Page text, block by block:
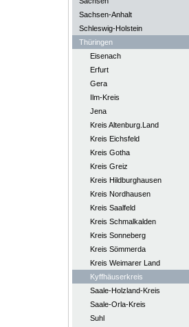
Sachsen-Anhalt
Schleswig-Holstein
Thüringen
Eisenach
Erfurt
Gera
Ilm-Kreis
Jena
Kreis Altenburg.Land
Kreis Eichsfeld
Kreis Gotha
Kreis Greiz
Kreis Hildburghausen
Kreis Nordhausen
Kreis Saalfeld
Kreis Schmalkalden
Kreis Sonneberg
Kreis Sömmerda
Kreis Weimarer Land
Kyffhäuserkreis
Saale-Holzland-Kreis
Saale-Orla-Kreis
Suhl